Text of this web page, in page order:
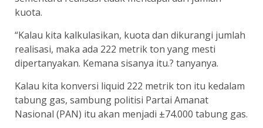
kuota.
“Kalau kita kalkulasikan, kuota dan dikurangi jumlah
realisasi, maka ada 222 metrik ton yang mesti
dipertanyakan. Kemana sisanya itu.? tanyanya.
Kalau kita konversi liquid 222 metrik ton itu kedalam
tabung gas, sambung politisi Partai Amanat
Nasional (PAN) itu akan menjadi ±74.000 tabung gas.